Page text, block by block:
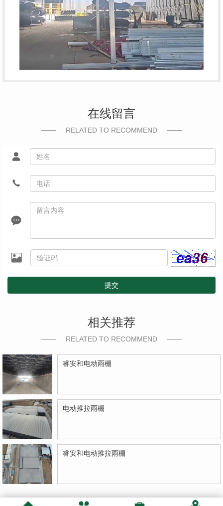
在线留言
RELATED TO RECOMMEND
提交
相关推荐
RELATED TO RECOMMEND
睿安和电动雨棚
电动推拉雨棚
睿安和电动推拉雨棚